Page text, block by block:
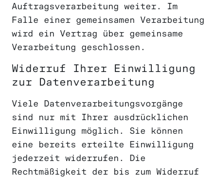
Auftragsverarbeitung weiter. Im
Falle einer gemeinsamen Verarbeitung
wird ein Vertrag über gemeinsame
Verarbeitung geschlossen.
Widerruf Ihrer Einwilligung
zur Datenverarbeitung
Viele Datenverarbeitungsvorgänge
sind nur mit Ihrer ausdrücklichen
Einwilligung möglich. Sie können
eine bereits erteilte Einwilligung
jederzeit widerrufen. Die
Rechtmäßigkeit der bis zum Widerruf